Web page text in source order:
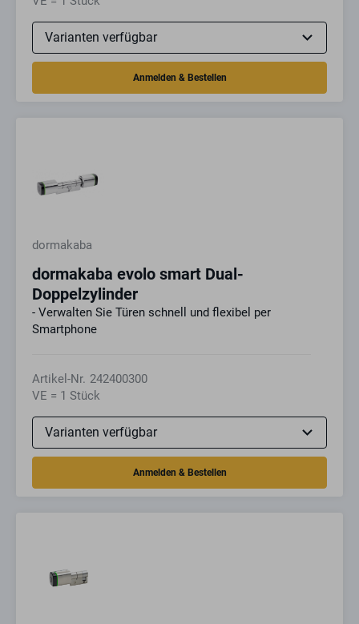
dormakaba
dormakaba evolo smart Dual-
Doppelzylinder
- Verwalten Sie Türen schnell und flexibel per
Smartphone
Artikel-Nr. 242400300
VE = 1 Stück